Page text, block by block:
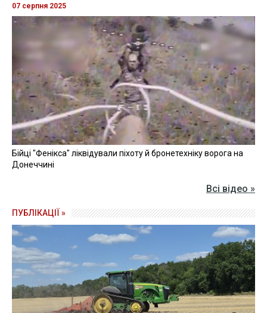
07 серпня 2025
Бійці "Фенікса" ліквідували піхоту й бронетехніку ворога на
Донеччині
Всі відео »
ПУБЛІКАЦІЇ »